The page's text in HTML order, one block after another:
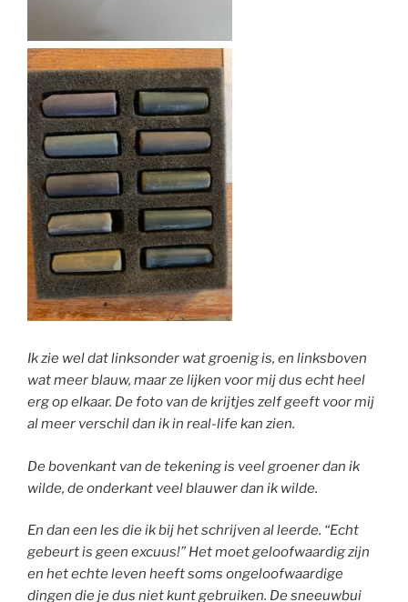
Ik zie wel dat linksonder wat groenig is, en linksboven
wat meer blauw, maar ze lijken voor mij dus echt heel
erg op elkaar. De foto van de krijtjes zelf geeft voor mij
al meer verschil dan ik in real-life kan zien.
De bovenkant van de tekening is veel groener dan ik
wilde, de onderkant veel blauwer dan ik wilde.
En dan een les die ik bij het schrijven al leerde. “Echt
gebeurt is geen excuus!” Het moet geloofwaardig zijn
en het echte leven heeft soms ongeloofwaardige
dingen die je dus niet kunt gebruiken. De sneeuwbui